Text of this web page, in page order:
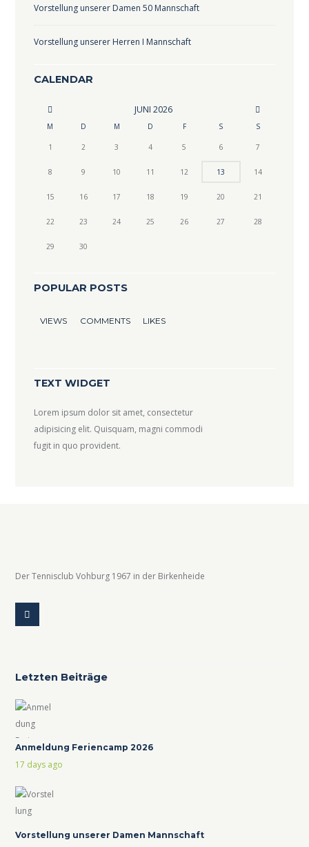
Vorstellung unserer Damen 50 Mannschaft
Vorstellung unserer Herren I Mannschaft
CALENDAR
JUNI2026
M D M D F S S
1 2 3 4 5 6 7
8 9 10 11 12 13 14
15 16 17 18 19 20 21
22 23 24 25 26 27 28
29 30
POPULAR POSTS
VIEWS COMMENTS LIKES
TEXT WIDGET
Lorem ipsum dolor sit amet, consectetur
adipisicing elit. Quisquam, magni commodi
fugit in quo provident.
Der Tennisclub Vohburg 1967 in der Birkenheide
Letzten Beiträge
Anmeldung Feriencamp 2026
17 days ago
Vorstellung unserer Damen Mannschaft